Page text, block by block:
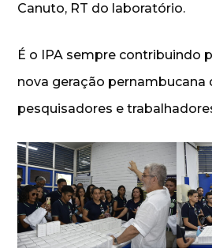
Canuto, RT do laboratório.
É o IPA sempre contribuindo
nova geração pernambucana
pesquisadores e